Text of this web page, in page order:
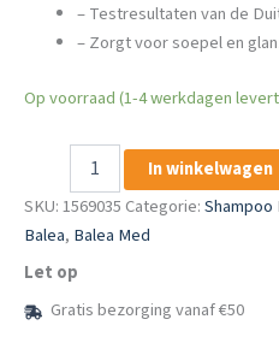
– Testresultaten van de
– Zorgt voor soepel en
Op voorraad (1-4 werkdagen
Shampoo
Ultra
Gevoelig
-
250
ml
In winkelwagen
SKU:1569035 Categorie:Shampoo
Balea, Balea Med
Let op
Gratis bezorging vanaf €50